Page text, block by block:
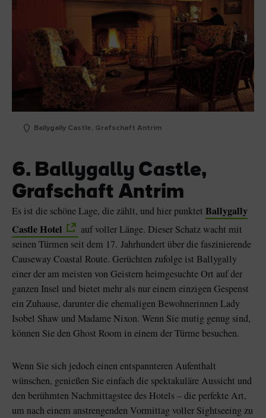
Ballygally Castle, Grafschaft Antrim
6. Ballygally Castle,
Grafschaft Antrim
Es ist die schöne Lage, die zählt, und hier punktet Ballygally
Castle Hotel
auf voller Länge. Dieser Schatz wacht mit
seinen Türmen seit dem 17. Jahrhundert über die faszinierende
Causeway Coastal Route. Gerüchten zufolge ist Ballygally
einer der am meisten von Geistern heimgesuchte Ort auf der
ganzen Insel und bietet mehr als nur einem einzigen Gespenst
ein Zuhause, darunter die ehemaligen Bewohnerinnen Lady
Isobel Shaw und Madame Nixon. Wenn Sie mutig genug sind,
können Sie den Ghost Room in einem der Türme besuchen.
Wenn Sie sich jedoch einen entspannteren Aufenthalt
wünschen, genießen Sie einfach die spektakuläre Aussicht und
den berühmten Nachmittagstee des Hotels – die perfekte Art,
um nach einem anstrengenden Vormittag voller Sightseeing zu